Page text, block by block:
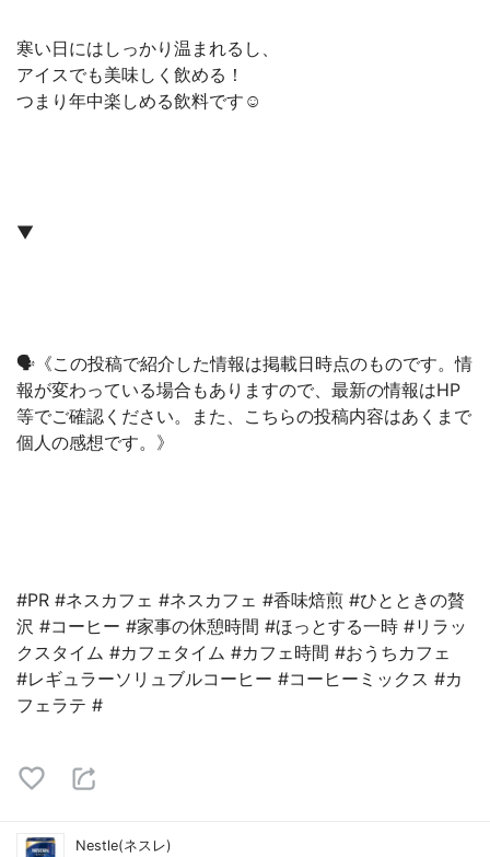
寒い日にはしっかり温まれるし、
アイスでも美味しく飲める！
つまり年中楽しめる飲料です☺️
▼
🗣《この投稿で紹介した情報は掲載日時点のものです。情
報が変わっている場合もありますので、最新の情報はHP
等でご確認ください。また、こちらの投稿内容はあくまで
個人の感想です。》
#PR #ネスカフェ #ネスカフェ #香味焙煎 #ひとときの贅
沢 #コーヒー #家事の休憩時間 #ほっとする一時 #リラッ
クスタイム #カフェタイム #カフェ時間 #おうちカフェ
#レギュラーソリュブルコーヒー #コーヒーミックス #カ
フェラテ #
Nestle(ネスレ)